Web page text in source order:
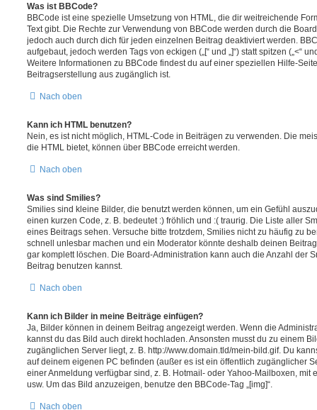
Was ist BBCode?
BBCode ist eine spezielle Umsetzung von HTML, die dir weitreichende
Text gibt. Die Rechte zur Verwendung von BBCode werden durch die
jedoch auch durch dich für jeden einzelnen Beitrag deaktiviert werden.
aufgebaut, jedoch werden Tags von eckigen („[“ und „]“) statt spitzen („<“
Weitere Informationen zu BBCode findest du auf einer speziellen Hilfe-
Beitragserstellung aus zugänglich ist.
Nach oben
Kann ich HTML benutzen?
Nein, es ist nicht möglich, HTML-Code in Beiträgen zu verwenden. Die
die HTML bietet, können über BBCode erreicht werden.
Nach oben
Was sind Smilies?
Smilies sind kleine Bilder, die benutzt werden können, um ein Gefühl
einen kurzen Code, z. B. bedeutet :) fröhlich und :( traurig. Die Liste aller
eines Beitrags sehen. Versuche bitte trotzdem, Smilies nicht zu häufig zu
schnell unlesbar machen und ein Moderator könnte deshalb deinen
gar komplett löschen. Die Board-Administration kann auch die Anzahl der
Beitrag benutzen kannst.
Nach oben
Kann ich Bilder in meine Beiträge einfügen?
Ja, Bilder können in deinem Beitrag angezeigt werden. Wenn die
kannst du das Bild auch direkt hochladen. Ansonsten musst du zu einem
zugänglichen Server liegt, z. B. http://www.domain.tld/mein-bild.gif. Du
auf deinem eigenen PC befinden (außer es ist ein öffentlich zugänglicher
einer Anmeldung verfügbar sind, z. B. Hotmail- oder Yahoo-Mailboxen, mit
usw. Um das Bild anzuzeigen, benutze den BBCode-Tag „[img]“.
Nach oben